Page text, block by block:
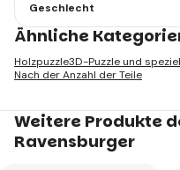
Geschlecht
Ähnliche
Holzpuzzle3D-Puzzle und
Nach der Anzahl der Teile
Weitere Produkte
Ravensburger